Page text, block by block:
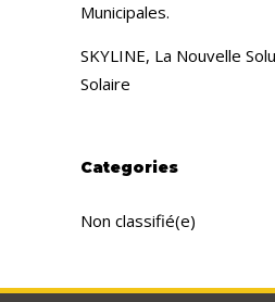
Municipales.
SKYLINE, La Nouvelle
Solaire
Categories
Non classifié(e)